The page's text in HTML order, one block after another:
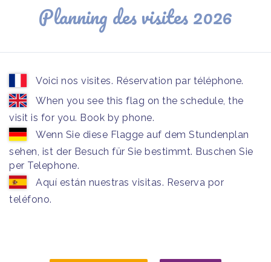
Planning des visites 2026
Voici nos visites. Réservation par téléphone.
When you see this flag on the schedule, the
visit is for you. Book by phone.
Wenn Sie diese Flagge auf dem Stundenplan
sehen, ist der Besuch für Sie bestimmt. Buschen Sie
per Telephone.
Aquí están nuestras visitas. Reserva por
teléfono.